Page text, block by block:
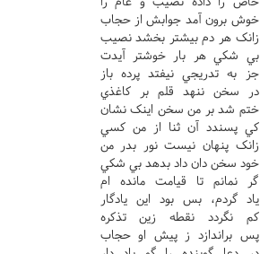
خوش برون آمد جوابش از حجاب
زانک هر دم بيشتر بخشد نصيب
بي شکي هر بار خوشتر آيدت
جز به تدريجي نيفتد پرده باز
در سخن ننهد قلم بر کاغذي
ختم شد بر من سخن اينک نشان
کي پسندد آن ثنا از من کسي
زانک پنهان نيست نور بدر من
خود سخن دان داد بدهد بي شکي
گر نمانم تا قيامت مانده ام
ياد گردم، بس بود اين يادگار
کم نگردد نقطه زين تذکره
پس براندازد ز پيش او حجاب